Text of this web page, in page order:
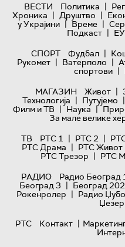
ВЕСТИ Политика |
Хроника | Друштво |
у Украјини | Време |
Подкаст |
СПОРТ
Фудбал |
Рукомет | Ватерполо |
спортови |
МАГАЗИН
Живот |
Технологијa | Путујемо |
Филм и ТВ | Наука |
За мале велике
ТВ
РТС 1 | РТС 2 |
РТС Драма | РТС Живот
РТС Трезор | РТС
РАДИО
Радио Београд
Београд 3 | Београд 202
Рокенролер | Радио
Џезер
РТС
Контакт |